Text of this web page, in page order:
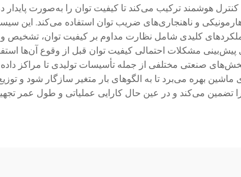
کنترل هوشمند ترکیب می‌کند تا کیفیت توان را به‌صورت
و ناهنجاری‌های ضریب توان استفاده می‌کند. این
کلیدی شامل نظارت مداوم بر کیفیت توان، تشخیص و
مشکلات احتمالی کیفیت توان قبل از وقوع آن‌ها
صنعتی مختلفی از جمله تأسیسات تولیدی تا مراکز
بهره می‌برد تا به الگوهای بار متغیر سازگار شود و توزیع
را تضمین می‌کند و در عین حال کارایی عملیاتی و طول عمر